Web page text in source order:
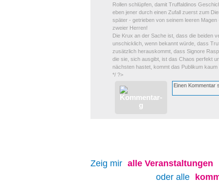
Rollen schlüpfen, damit Truffaldinos
eben jener durch einen Zufall zuerst zum
später - getrieben von seinem leeren
zweier Herren!
Die Krux an der Sache ist, dass die beiden
unschicklich, wenn bekannt würde, dass
zusätzlich herauskommt, dass Signore
die sie, sich ausgibt, ist das Chaos perfekt
nächsten hastet, kommt das Publikum
*/ ?>
Zeig mir alle Veranstaltungen
oder alle